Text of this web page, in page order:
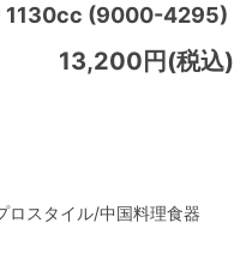
1130cc (9000-4295)
13,200円(税込)
ロスタイル/中国料理食器